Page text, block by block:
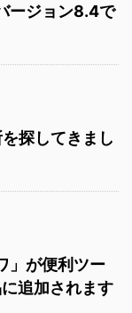
ージョン8.4で
探してきまし
」が便利ツー
追加されます